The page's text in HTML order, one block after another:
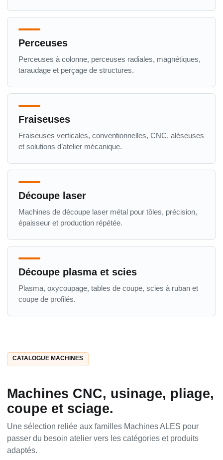
Perceuses
Perceuses à colonne, perceuses radiales, magnétiques,
taraudage et perçage de structures.
Fraiseuses
Fraiseuses verticales, conventionnelles, CNC, aléseuses
et solutions d’atelier mécanique.
Découpe laser
Machines de découpe laser métal pour tôles, précision,
épaisseur et production répétée.
Découpe plasma et scies
Plasma, oxycoupage, tables de coupe, scies à ruban et
coupe de profilés.
CATALOGUE MACHINES
Machines CNC, usinage, pliage,
coupe et sciage.
Une sélection reliée aux familles Machines ALES pour
passer du besoin atelier vers les catégories et produits
adaptés.